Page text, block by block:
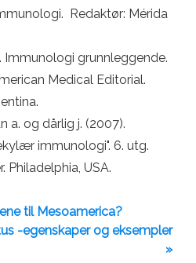
Redaktør: Mérida
Immunologi grunnleggende.
Medical Editorial.
a. og dårlig j. (2007).
immunologi". 6. utg.
Philadelphia, USA.
til Mesoamerica?
-egenskaper og eksempler
»